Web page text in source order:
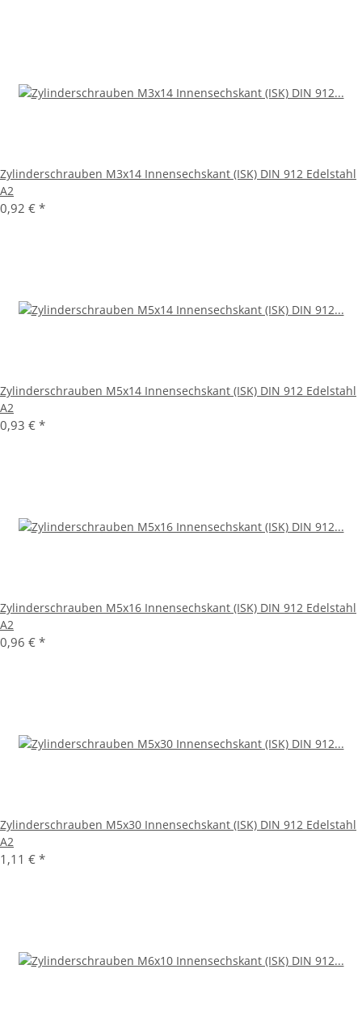
Zylinderschrauben M3x14 Innensechskant (ISK) DIN 912 Edelstahl
A2
0,92 € *
Zylinderschrauben M5x14 Innensechskant (ISK) DIN 912 Edelstahl
A2
0,93 € *
Zylinderschrauben M5x16 Innensechskant (ISK) DIN 912 Edelstahl
A2
0,96 € *
Zylinderschrauben M5x30 Innensechskant (ISK) DIN 912 Edelstahl
A2
1,11 € *